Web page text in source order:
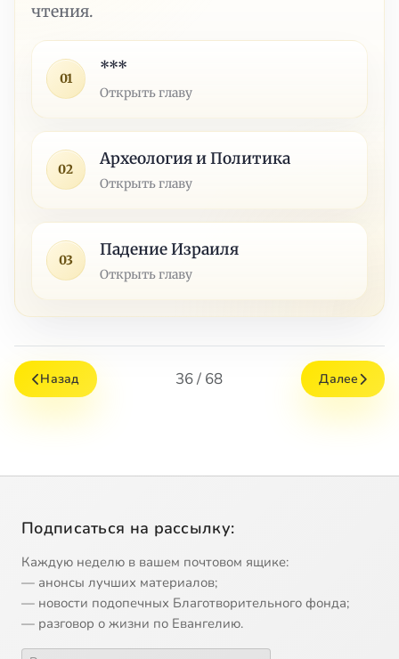
чтения.
01
***
Открыть главу
02
Археология и Политика
Открыть главу
03
Падение Израиля
Открыть главу
Назад 36 / 68 Далее
Подписаться на рассылку:
Каждую неделю в вашем почтовом ящике:
— анонсы лучших материалов;
— новости подопечных Благотворительного фонда;
— разговор о жизни по Евангелию.